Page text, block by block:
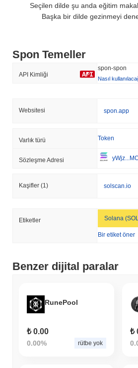
Seçilen dilde şu anda eğitim
Başka bir dilde gezinmeyi
Spon Temeller
API Kimliği
spon-spon
Nasıl
Websitesi spon.app
Varlık türü Token
Sözleşme Adresi
Kaşifler (1) solscan.io
Etiketler Solana
Bir etiket öner
Benzer dijital paralar
RunePool
₺ 0.00
0.00% rütbe yok
₺